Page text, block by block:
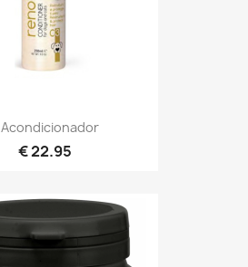
Acondicionador...
22.95 €